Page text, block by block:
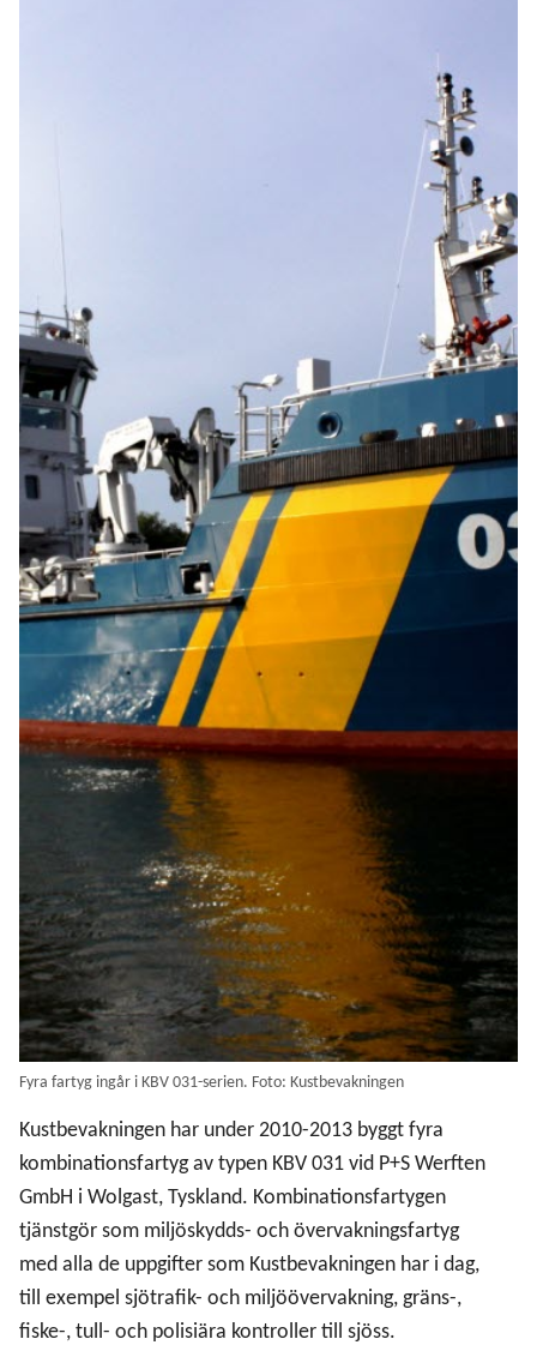
KBV 301-serien
KBV 312-serien
KBV 501-503 (flyg)
Svävare
Vattenskoter
UAS - Unmanned Aircraft System
Fyra fartyg ingår i KBV 031-serien. Foto: Kustbevakningen
Kustbevakningen har under 2010-2013 byggt fyra
kombinationsfartyg av typen KBV 031 vid P+S Werften
GmbH i Wolgast, Tyskland. Kombinationsfartygen
tjänstgör som miljöskydds- och övervakningsfartyg
med alla de uppgifter som Kustbevakningen har i dag,
till exempel sjötrafik- och miljöövervakning, gräns-,
fiske-, tull- och polisiära kontroller till sjöss.